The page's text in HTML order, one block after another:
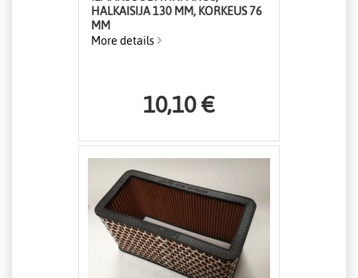
HALKAISIJA 130 MM, KORKEUS 76
MM
More details
10,10 €